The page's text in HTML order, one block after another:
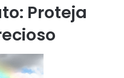
Proteja